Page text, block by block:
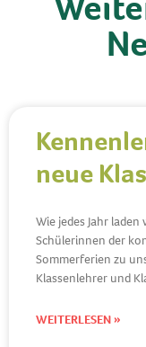
neue
Wie jedes Jahr
Schülerinnen der
Sommerferien zu
Klassenlehrer und
WEITERLESEN »